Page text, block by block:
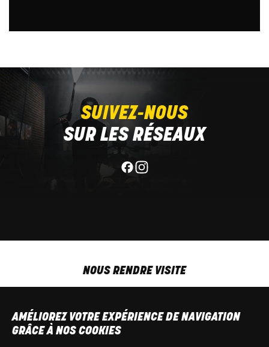
SUIVEZ-NOUS
SUR LES RÉSEAUX
NOUS RENDRE VISITE
SAM9h00 - 13h30
T+32 64 700 970
AMÉLIOREZ VOTRE EXPÉRIENCE DE NAVIGATION
GRÂCE À NOS COOKIES